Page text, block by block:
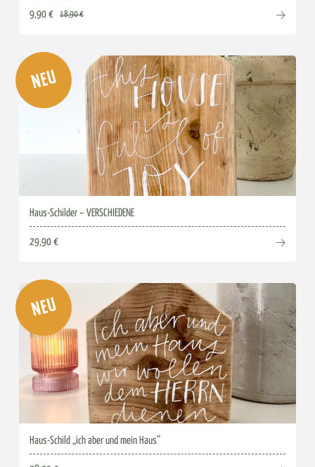
9,90 € 18,90 €
Haus-Schilder – VERSCHIEDENE
29,90 €
NEU
Haus-Schild „ich aber und mein Haus“
NEU